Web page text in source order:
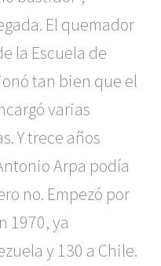
El quemador
la Escuela de
tan bien que el
varias
Y trece años
Arpa podía
no. Empezó por
1970, ya
y 130 a Chile.